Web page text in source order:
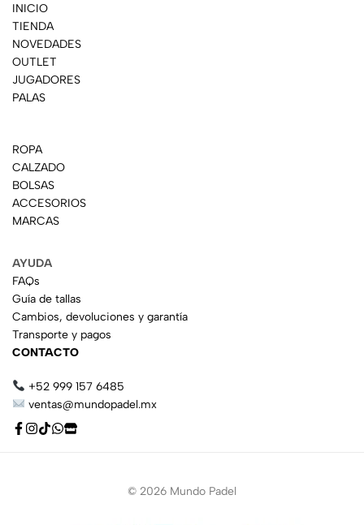
INICIO
TIENDA
NOVEDADES
OUTLET
JUGADORES
PALAS
ROPA
CALZADO
BOLSAS
ACCESORIOS
MARCAS
AYUDA
FAQs
Guía de tallas
Cambios, devoluciones y garantía
Transporte y pagos
CONTACTO
+52 999 157 6485
ventas@mundopadel.mx
© 2026 Mundo Padel